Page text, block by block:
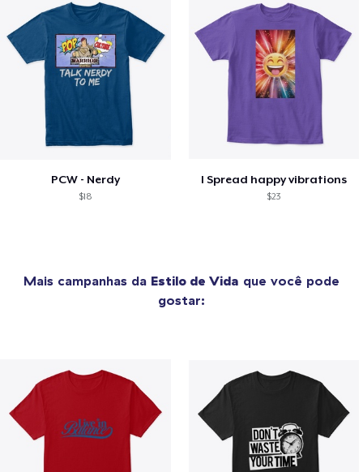
PCW - Nerdy
$18
I Spread happy vibrations
$23
Mais campanhas da Estilo de Vida que você pode
gostar: